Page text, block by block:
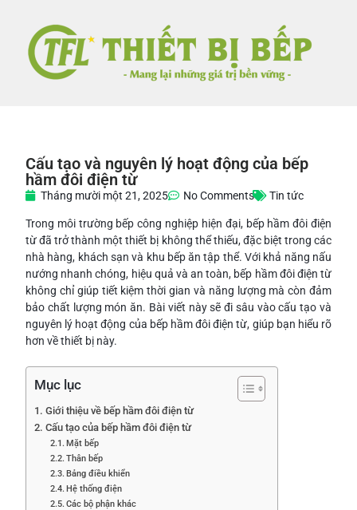
Cấu tạo và nguyên lý hoạt động của bếp
hầm đôi điện từ
Tháng mười một 21, 2025 No Comments Tin tức
Trong môi trường bếp công nghiệp hiện đại, bếp hầm đôi điện
từ đã trở thành một thiết bị không thể thiếu, đặc biệt trong các
nhà hàng, khách sạn và khu bếp ăn tập thể. Với khả năng nấu
nướng nhanh chóng, hiệu quả và an toàn, bếp hầm đôi điện từ
không chỉ giúp tiết kiệm thời gian và năng lượng mà còn đảm
bảo chất lượng món ăn. Bài viết này sẽ đi sâu vào cấu tạo và
nguyên lý hoạt động của bếp hầm đôi điện từ, giúp bạn hiểu rõ
hơn về thiết bị này.
Mục lục
Giới thiệu về bếp hầm đôi điện từ
Cấu tạo của bếp hầm đôi điện từ
Mặt bếp
Thân bếp
Bảng điều khiển
Hệ thống điện
Các bộ phận khác